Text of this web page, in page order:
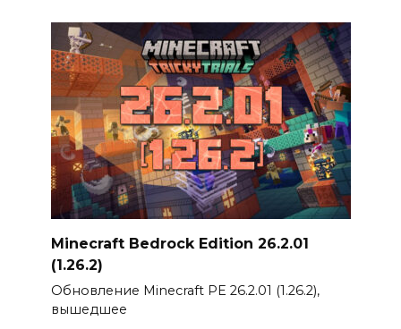
Minecraft Bedrock Edition 26.2.01
(1.26.2)
Обновление Minecraft PE 26.2.01 (1.26.2),
вышедшее